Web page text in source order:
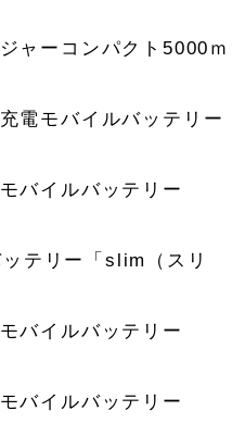
ャーコンパクト5000ｍ
電モバイルバッテリー
バイルバッテリー
テリー「slim（スリ
バイルバッテリー
バイルバッテリー